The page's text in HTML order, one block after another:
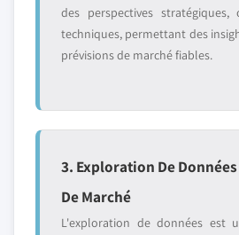
des perspectives
techniques, permettant des
prévisions de marché fiables.
3. Exploration De
De Marché
L'exploration de données est